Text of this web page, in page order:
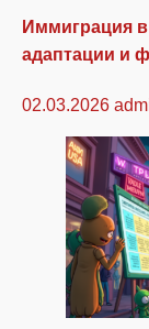
Иммиграция
адаптации и
02.03.2026